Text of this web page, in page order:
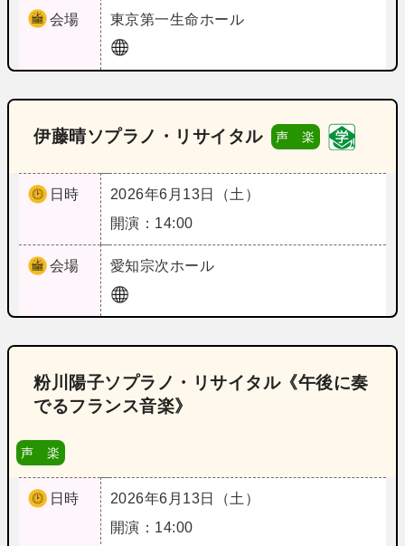
会場 東京第一生命ホール
伊藤晴ソプラノ・リサイタル 声 楽
日時
2026年6月13日（土）
開演：14:00
会場 愛知宗次ホール
粉川陽子ソプラノ・リサイタル《午後に奏
でるフランス音楽》
声 楽
日時
2026年6月13日（土）
開演：14:00